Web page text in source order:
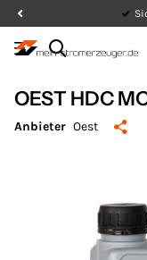
OEST HDC
Anbieter Oest